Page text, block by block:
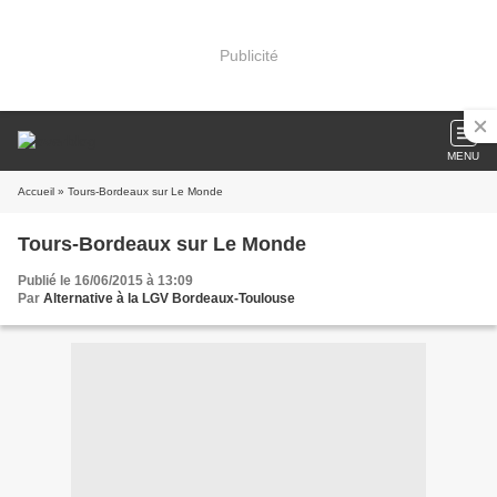
Publicité
MENU
Accueil » Tours-Bordeaux sur Le Monde
Tours-Bordeaux sur Le Monde
Publié le 16/06/2015 à 13:09
Par Alternative à la LGV Bordeaux-Toulouse